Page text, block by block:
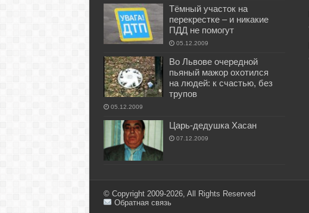
Тёмный участок на
перекрестке – и никакие
ПДД не помогут
05.12.2009
Во Львове очередной
пьяный мажор охотился
на людей: к счастью, без
трупов
05.12.2009
Царь-дедушка Хасан
07.12.2009
© Copyright 2009-2026, All Rights Reserved
Обратная связь